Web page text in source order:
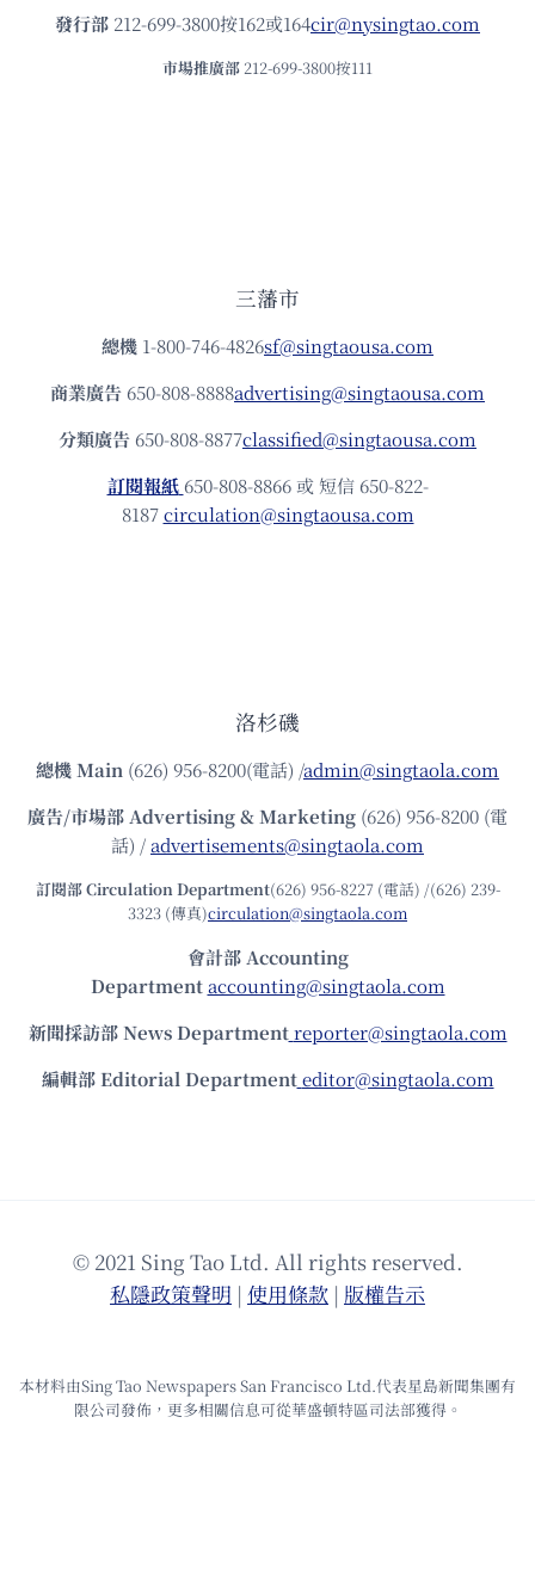
發⾏部 212-699-3800按162或164cir@nysingtao.com
市場推廣部 212-699-3800按111
三藩市
總機 1-800-746-4826sf@singtaousa.com
商業廣告 650-808-8888advertising@singtaousa.com
分類廣告 650-808-8877classified@singtaousa.com
訂閱報紙 650-808-8866 或 短信 650-822-
8187circulation@singtaousa.com
洛杉磯
總機Main (626) 956-8200(電話) /admin@singtaola.com
廣告/市場部Advertising & Marketing (626) 956-8200 (電
話) /advertisements@singtaola.com
訂閱部 Circulation Department(626) 956-8227 (電話) /(626) 239-
3323 (傳真)circulation@singtaola.com
會計部 Accounting
Department accounting@singtaola.com
新聞採訪部 News Department reporter@singtaola.com
編輯部 Editorial Department editor@singtaola.com
© 2021 Sing Tao Ltd. All rights reserved.
私隱政策聲明 | 使⽤條款 | 版權告⽰
本材料由Sing Tao Newspapers San Francisco Ltd.代表星島新聞集團有
限公司發佈，更多相關信息可從華盛頓特區司法部獲得。